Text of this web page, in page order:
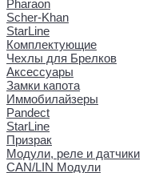
Pharaon
Scher-Khan
StarLine
Комплектующие
Чехлы для Брелков
Аксессуары
Замки капота
Иммобилайзеры
Pandect
StarLine
Призрак
Модули, реле и датчики
CAN/LIN Модули